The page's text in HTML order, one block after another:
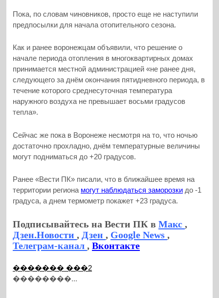
Пока, по словам чиновников, просто еще не наступили
предпосылки для начала отопительного сезона.
Как и ранее воронежцам объявили, что решение о
начале периода отопления в многоквартирных домах
принимается местной администрацией «не ранее дня,
следующего за днём окончания пятидневного периода, в
течение которого среднесуточная температура
наружного воздуха не превышает восьми градусов
тепла».
Сейчас же пока в Воронеже несмотря на то, что ночью
достаточно прохладно, днём температурные величины
могут подниматься до +20 градусов.
Ранее «Вести ПК» писали, что в ближайшее время на
территории региона могут наблюдаться заморозки до -1
градуса, а днем термометр покажет +23 градуса.
Подписывайтесь на Вести ПК вМакс,
Дзен.Новости, Дзен, Google News,
Телеграм-канал,Вконтакте
������� ���2
��������...